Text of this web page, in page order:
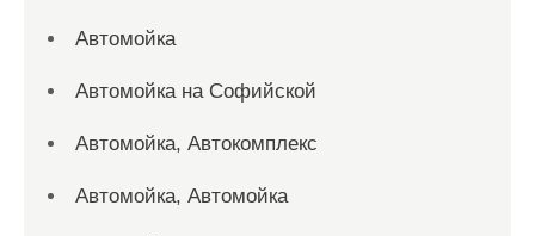
Автомойка
Автомойка на Софийской
Автомойка, Автокомплекс
Автомойка, Автомойка